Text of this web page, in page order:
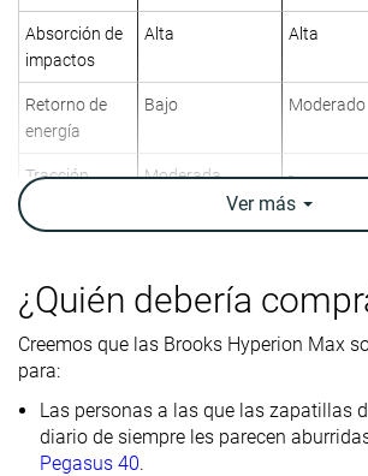
Absorción de
impactos
Alta Alta
Retorno de
energía
Bajo Moderado
Tracción Moderada -
Arch support
laboratorio
Peso marca
7.8 oz / 221g 10.1 oz /
Drop
laboratorio
Drop marca
8.2 mm
8.0 mm
9.6 mm
6.0 mm
Ver más
¿Quién debería
Creemos que las Brooks Hyperion Max
para:
Las personas a las que las zapatillas
diario de siempre les parecen
Pegasus 40.